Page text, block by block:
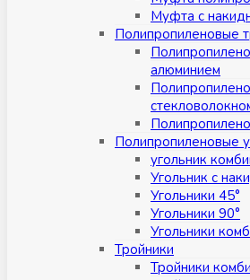
Муфта с
Полипропиленовые
алюминием
Полипропиленовые
угольник
Угольник с
Угольники 45°
Угольники 90°
Угольники
Тройники
Тройники